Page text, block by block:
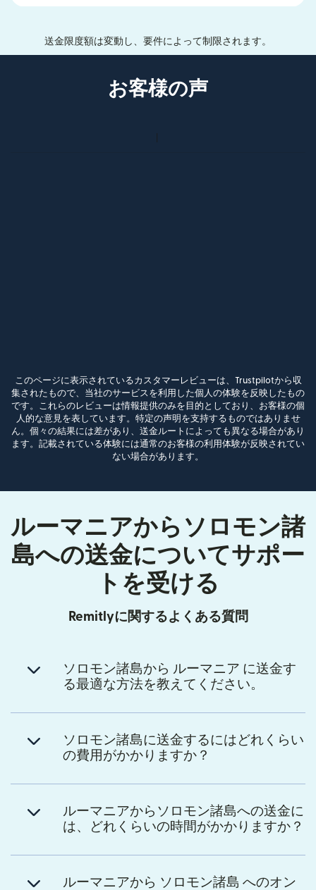
送金限度額は変動し、要件によって制限されます。
お客様の声
このページに表示されているカスタマーレビューは、Trustpilotから収
集されたもので、当社のサービスを利用した個人の体験を反映したもの
です。これらのレビューは情報提供のみを目的としており、お客様の個
人的な意見を表しています。特定の声明を支持するものではありませ
ん。個々の結果には差があり、送金ルートによっても異なる場合があり
ます。記載されている体験には通常のお客様の利用体験が反映されてい
ない場合があります。
ルーマニアからソロモン諸
島への送金についてサポー
トを受ける
Remitlyに関するよくある質問
ソロモン諸島から ルーマニア に送金す
る最適な方法を教えてください。
ソロモン諸島に送金するにはどれくらい
の費用がかかりますか？
ルーマニアからソロモン諸島への送金に
は、どれくらいの時間がかかりますか？
ルーマニアから ソロモン諸島 へのオン